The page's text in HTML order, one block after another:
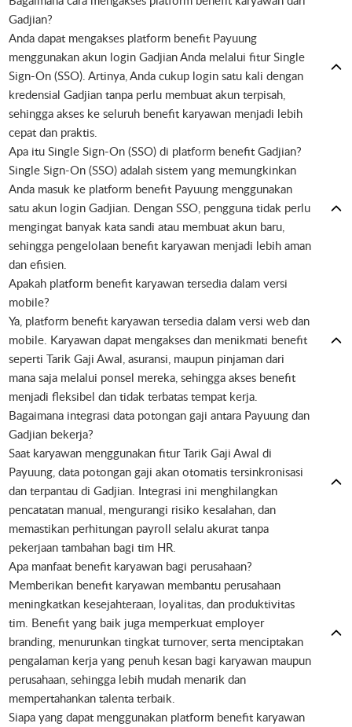
Gadjian?
Anda dapat mengakses platform benefit Payuung
menggunakan akun login Gadjian Anda melalui fitur Single
Sign-On (SSO). Artinya, Anda cukup login satu kali dengan
kredensial Gadjian tanpa perlu membuat akun terpisah,
sehingga akses ke seluruh benefit karyawan menjadi lebih
cepat dan praktis.
Apa itu Single Sign-On (SSO) di platform benefit Gadjian?
Single Sign-On (SSO) adalah sistem yang memungkinkan
Anda masuk ke platform benefit Payuung menggunakan
satu akun login Gadjian. Dengan SSO, pengguna tidak perlu
mengingat banyak kata sandi atau membuat akun baru,
sehingga pengelolaan benefit karyawan menjadi lebih aman
dan efisien.
Apakah platform benefit karyawan tersedia dalam versi
mobile?
Ya, platform benefit karyawan tersedia dalam versi web dan
mobile. Karyawan dapat mengakses dan menikmati benefit
seperti Tarik Gaji Awal, asuransi, maupun pinjaman dari
mana saja melalui ponsel mereka, sehingga akses benefit
menjadi fleksibel dan tidak terbatas tempat kerja.
Bagaimana integrasi data potongan gaji antara Payuung dan
Gadjian bekerja?
Saat karyawan menggunakan fitur Tarik Gaji Awal di
Payuung, data potongan gaji akan otomatis tersinkronisasi
dan terpantau di Gadjian. Integrasi ini menghilangkan
pencatatan manual, mengurangi risiko kesalahan, dan
memastikan perhitungan payroll selalu akurat tanpa
pekerjaan tambahan bagi tim HR.
Apa manfaat benefit karyawan bagi perusahaan?
Memberikan benefit karyawan membantu perusahaan
meningkatkan kesejahteraan, loyalitas, dan produktivitas
tim. Benefit yang baik juga memperkuat employer
branding, menurunkan tingkat turnover, serta menciptakan
pengalaman kerja yang penuh kesan bagi karyawan maupun
perusahaan, sehingga lebih mudah menarik dan
mempertahankan talenta terbaik.
Siapa yang dapat menggunakan platform benefit karyawan